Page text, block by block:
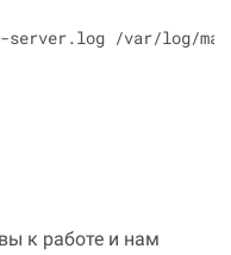
/var/log/
к работе и нам